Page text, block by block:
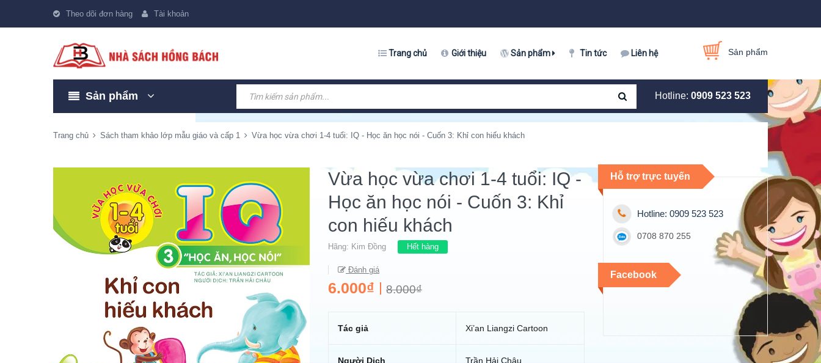
Theo dõi đơn hàng Tài khoản
Trang chủ Giới thiệu Sản phẩm Tin tức Liên hệ Sản phẩm
Sản phẩm Hotline: 0909 523 523
Trang chủ Sách tham khảo lớp mẫu giáo và cấp 1 Vừa học vừa chơi 1-4 tuổi: IQ - Học ăn học nói - Cuốn 3: Khỉ con hiếu khách
Vừa học vừa chơi 1-4 tuổi: IQ -
Học ăn học nói - Cuốn 3: Khỉ
con hiếu khách
Hãng: Kim Đồng Hết hàng
Đánh giá
6.000₫ 8.000₫
Tác giả Xi’an Liangzi Cartoon
Người Dịch Trần Hải Châu
Hỗ trợ trực tuyến
Hotline: 0909 523 523
0708 870 255
Facebook